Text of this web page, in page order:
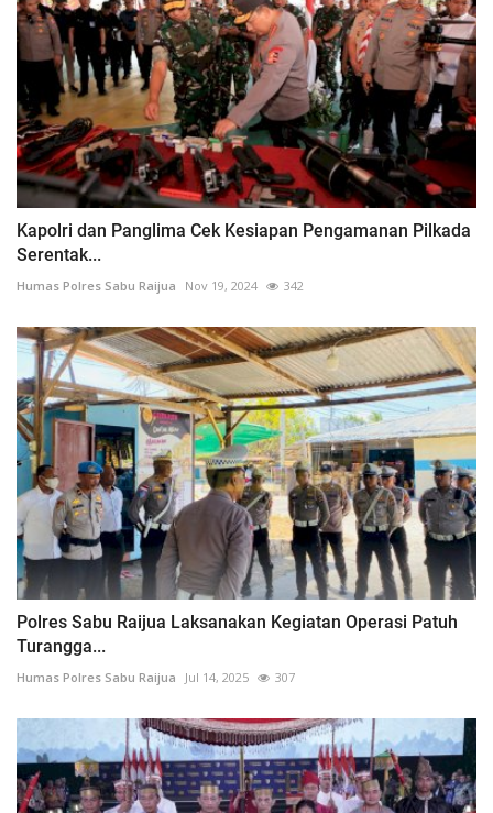
Kapolri dan Panglima Cek Kesiapan Pengamanan Pilkada
Serentak...
Humas Polres Sabu Raijua Nov 19, 2024 342
Polres Sabu Raijua Laksanakan Kegiatan Operasi Patuh
Turangga...
Humas Polres Sabu Raijua Jul 14, 2025 307